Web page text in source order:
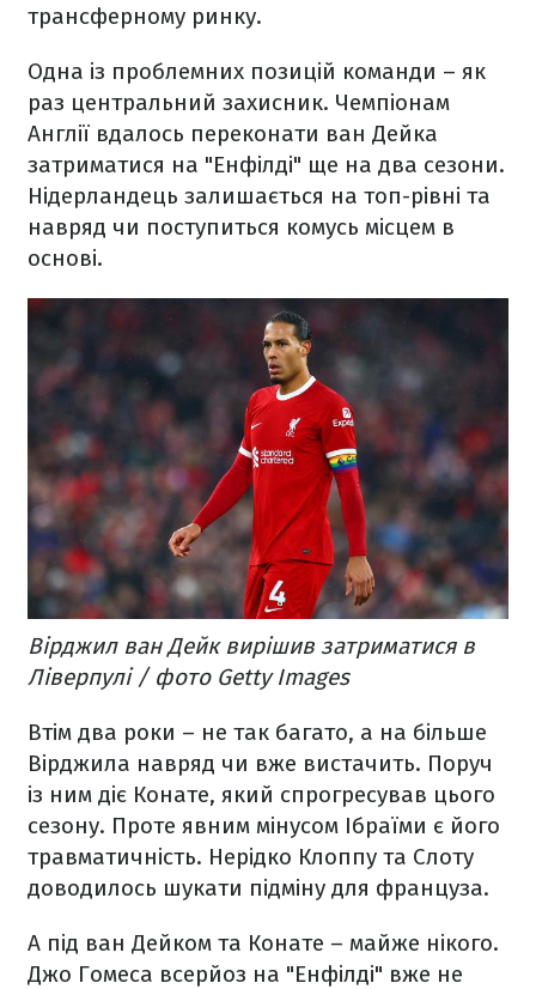
трансферному ринку.
Одна із проблемних позицій команди – як
раз центральний захисник. Чемпіонам
Англії вдалось переконати ван Дейка
затриматися на "Енфілді" ще на два сезони.
Нідерландець залишається на топ-рівні та
навряд чи поступиться комусь місцем в
основі.
Вірджил ван Дейк вирішив затриматися в
Ліверпулі / фото Getty Images
Втім два роки – не так багато, а на більше
Вірджила навряд чи вже вистачить. Поруч
із ним діє Конате, який спрогресував цього
сезону. Проте явним мінусом Ібраїми є його
травматичність. Нерідко Клоппу та Слоту
доводилось шукати підміну для француза.
А під ван Дейком та Конате – майже нікого.
Джо Гомеса всерйоз на "Енфілді" вже не